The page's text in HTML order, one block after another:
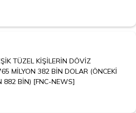
TÜZEL KİŞİLERİN DÖVİZ
MİLYON 382 BİN DOLAR (ÖNCEKİ
882 BİN) [FNC-NEWS]